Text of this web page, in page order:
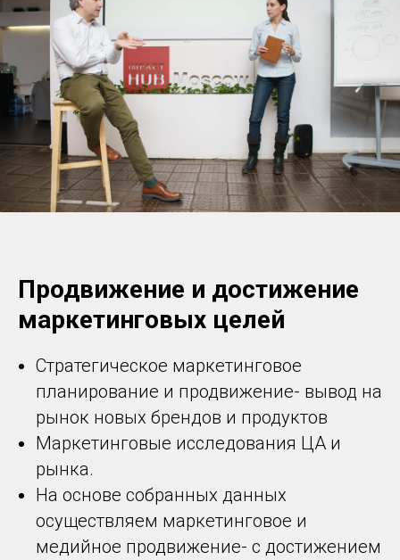
Продвижение и достижение
маркетинговых целей
Стратегическое маркетинговое
планирование и продвижение- вывод на
рынок новых брендов и продуктов
Маркетинговые исследования ЦА и
рынка.
На основе собранных данных
осуществляем маркетинговое и
медийное продвижение- с достижением